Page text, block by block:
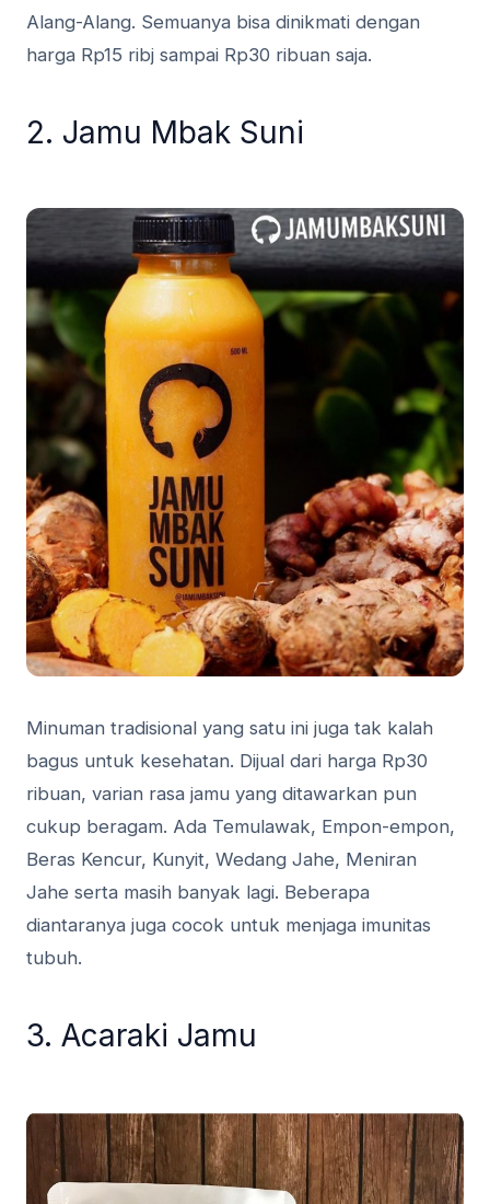
Alang-Alang. Semuanya bisa dinikmati dengan
harga Rp15 ribj sampai Rp30 ribuan saja.
2. Jamu Mbak Suni
Minuman tradisional yang satu ini juga tak kalah
bagus untuk kesehatan. Dijual dari harga Rp30
ribuan, varian rasa jamu yang ditawarkan pun
cukup beragam. Ada Temulawak, Empon-empon,
Beras Kencur, Kunyit, Wedang Jahe, Meniran
Jahe serta masih banyak lagi. Beberapa
diantaranya juga cocok untuk menjaga imunitas
tubuh.
3. Acaraki Jamu